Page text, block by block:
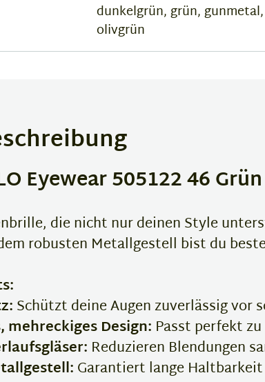
dunkelgrün, grün, gunmetal,
olivgrün
Eyewear 505122 46
die nicht nur deinen Style
robusten Metallgestell bist du
Schützt deine Augen zuverlässig vor
Design: Passt perfekt
Reduzieren Blendungen
Garantiert lange